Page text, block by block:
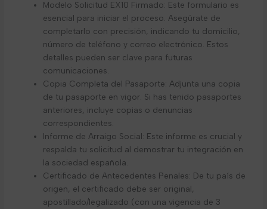
Modelo Solicitud EX10 Firmado: Este formulario es
esencial para iniciar el proceso. Asegúrate de
completarlo con precisión, indicando tu domicilio,
número de teléfono y correo electrónico. Estos
detalles pueden ser clave para futuras
comunicaciones.
Copia Completa del Pasaporte: Adjunta una copia
de tu pasaporte en vigor. Si has tenido pasaportes
anteriores, incluye copias o denuncias
correspondientes.
Informe de Arraigo Social: Este informe es crucial y
respalda tu solicitud al demostrar tu integración en
la sociedad española.
Certificado de Antecedentes Penales: De tu país de
origen, el certificado debe ser original,
apostillado/legalizado (con una vigencia de 3